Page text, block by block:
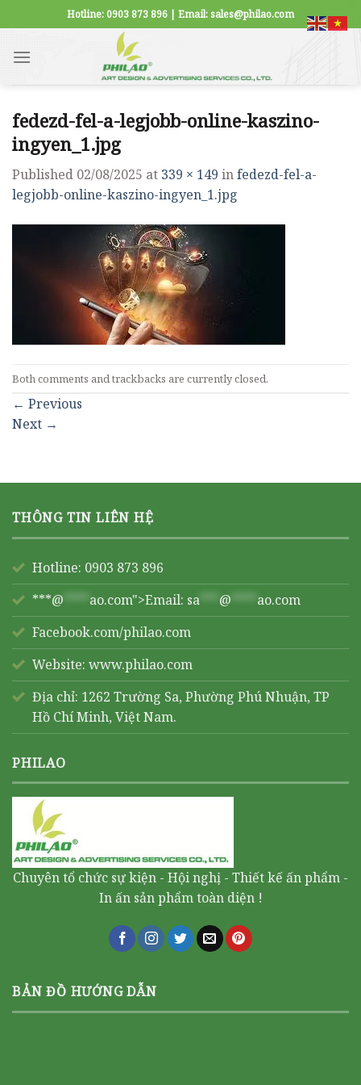
to
content
Hotline: 0903 873 896 | Email: sales@philao.com
fedezd-fel-a-legjobb-online-kaszino-
ingyen_1.jpg
Published 02/08/2025 at 339 × 149 infedezd-fel-a-
legjobb-online-kaszino-ingyen_1.jpg
Both comments and trackbacks are currently closed.
← Previous
Next →
THÔNG TIN LIÊN HỆ
Hotline: 0903 873 896
***@ **** ao.com">Email: sa *** @ **** ao.com
Facebook.com/philao.com
Website: www.philao.com
Địa chỉ: 1262 Trường Sa, Phường Phú Nhuận, TP
Hồ Chí Minh, Việt Nam.
PHILAO
Chuyên tổ chức sự kiện - Hội nghị - Thiết kế ấn phẩm -
In ấn sản phẩm toàn diện !
BẢN ĐỒ HƯỚNG DẪN